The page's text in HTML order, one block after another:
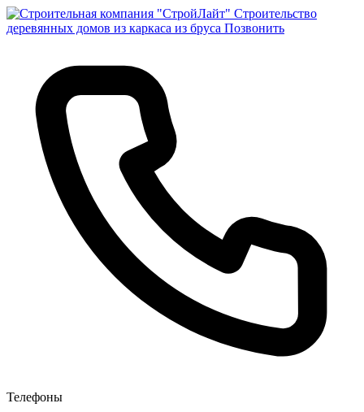
Строительство
деревянных домов из каркаса из бруса Позвонить
Телефоны